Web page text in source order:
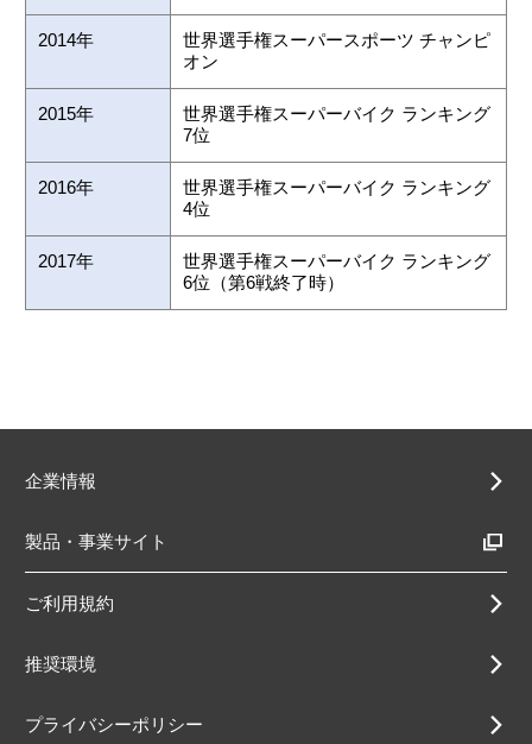
2014年
世界選手権スーパースポーツ チャンピ
オン
2015年
世界選手権スーパーバイク ランキング
7位
2016年
世界選手権スーパーバイク ランキング
4位
2017年
世界選手権スーパーバイク ランキング
6位（第6戦終了時）
企業情報
製品・事業サイト
ご利用規約
推奨環境
プライバシーポリシー